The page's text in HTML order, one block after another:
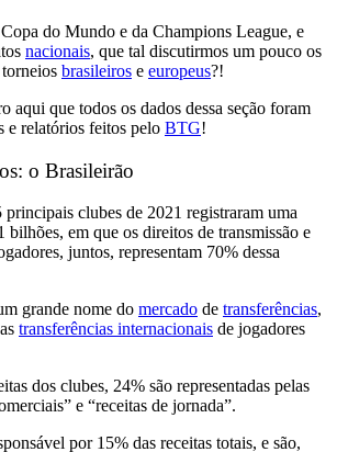
do Mundo e da Champions League, e
nacionais, que tal discutirmos um pouco os
brasileiros e europeus?!
aqui que todos os dados dessa seção foram
e relatórios feitos pelo BTG!
o Brasileirão
clubes de 2021 registraram uma
bilhões, em que os direitos de transmissão e
juntos, representam 70% dessa
grande nome do mercado de transferências,
transferências internacionais de jogadores
dos clubes, 24% são representadas pelas
e “receitas de jornada”.
por 15% das receitas totais, e são,